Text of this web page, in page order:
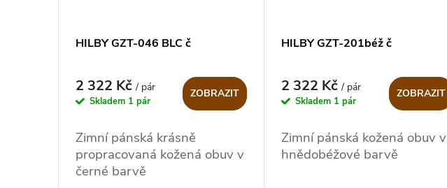
HILBY GZT-046 BLC č
2 322 Kč/ pár
Skladem 1 pár
ZOBRAZIT
Zimní pánská krásně
propracovaná kožená obuv v
černé barvě
HILBY GZT-201béž č
2 322 Kč/ pár
Skladem 1 pár
ZOBRAZIT
Zimní pánská kožená obuv v
hnědobéžové barvě